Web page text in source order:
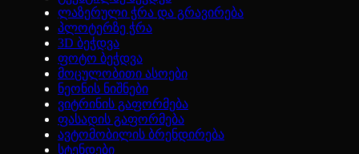
ლაზერული ჭრა და გრავირება
პლოტერზე ჭრა
3D ბეჭდვა
ფოტო ბეჭდვა
მოცულობითი ასოები
ნეონის ნიშნები
ვიტრინის გაფორმება
ფასადის გაფორმება
ავტომობილის ბრენდირება
სტენდები